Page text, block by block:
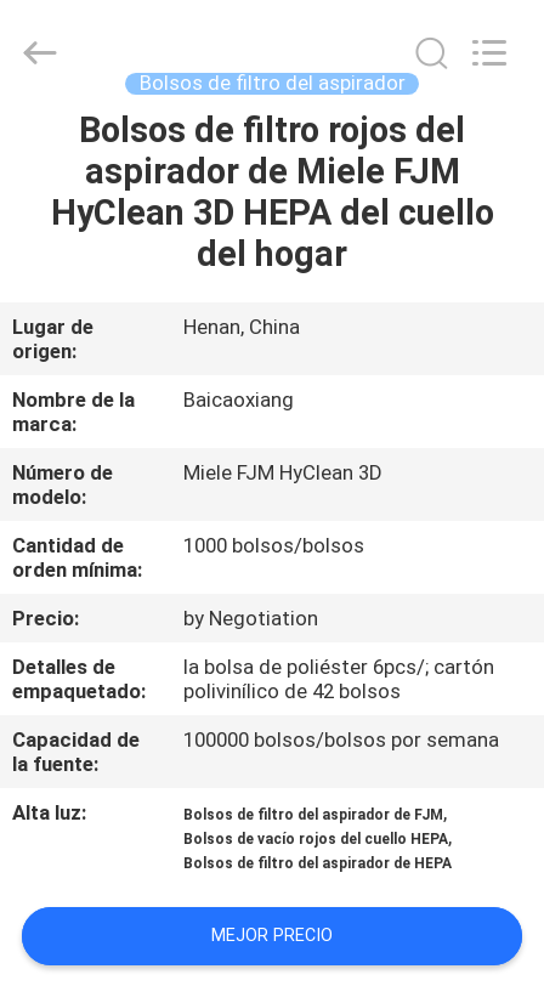
HOGAR
PRODUCTOS
NOSOTROS
VIAJE
DE
LA
FÁBRICA
CONTROL
CALIDAD
ÉNTRENOS
EN
PIDA
Bolsos de filtro del aspirador
Bolsos de filtro rojos del
aspirador de Miele FJM
HyClean 3D HEPA del cuello
del hogar
Lugar de
origen:
Henan, China
Nombre de la
marca:
Baicaoxiang
Número de
modelo:
Miele FJM HyClean 3D
Cantidad de
orden mínima:
1000 bolsos/bolsos
Precio:
by Negotiation
Detalles de
empaquetado:
la bolsa de poliéster 6pcs/; cartón
polivinílico de 42 bolsos
Capacidad de
la fuente:
100000 bolsos/bolsos por semana
Alta luz: Bolsos de filtro del aspirador de FJM ,
Bolsos de vacío rojos del cuello HEPA,
Bolsos de filtro del aspirador de HEPA
MEJOR PRECIO